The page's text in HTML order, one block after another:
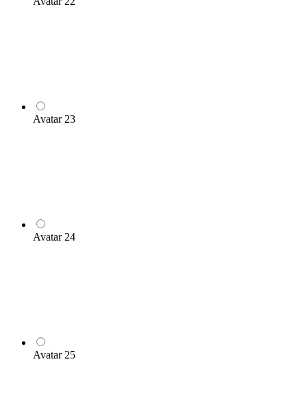
Avatar 23
Avatar 24
Avatar 25